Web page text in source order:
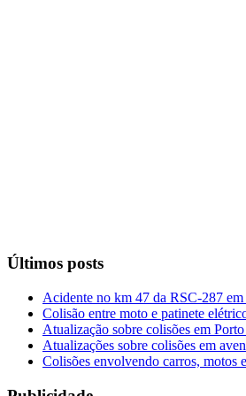
Últimos posts
Acidente no km 47 da RSC-287
Colisão entre moto e patinete
Atualização sobre colisões em
Atualizações sobre colisões em
Colisões envolvendo carros, motos